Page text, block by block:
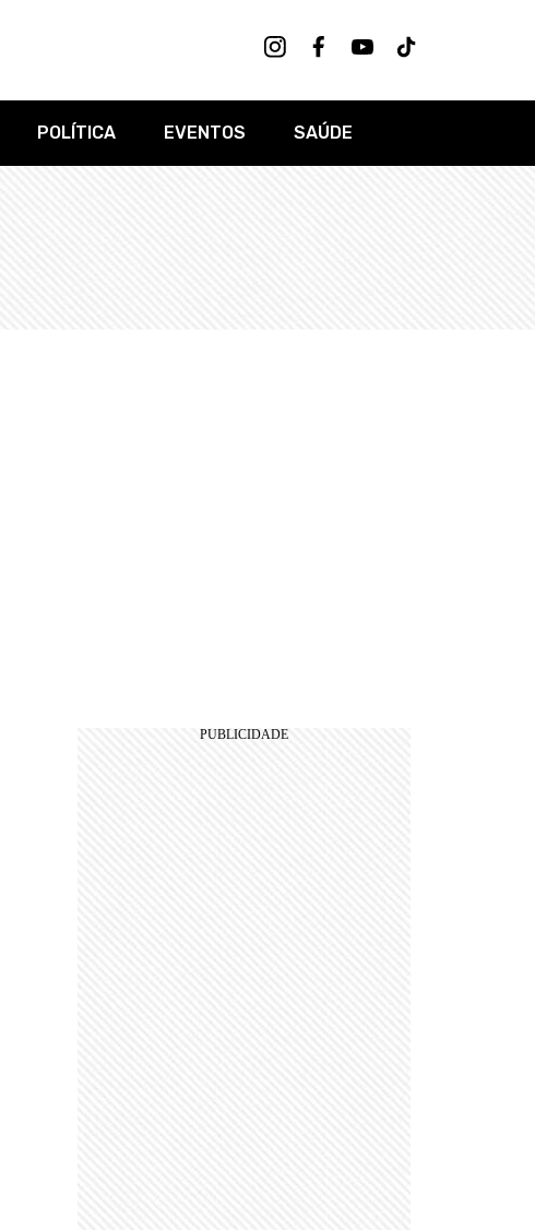
POLÍTICA EVENTOS SAÚDE